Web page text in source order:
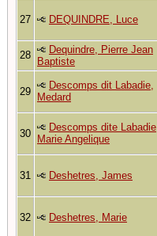
27 DEQUINDRE, Luce
28
Dequindre, Pierre Jean
Baptiste
29
Descomps dit Labadie,
Medard
30
Descomps dite Labadie,
Marie Angelique
31 Deshetres, James
32 Deshetres, Marie